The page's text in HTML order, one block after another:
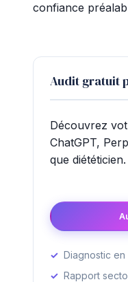
confiance
Audit gratuit
Découvrez
ChatGPT,
que diététicien.
Diagnostic en
Rapport